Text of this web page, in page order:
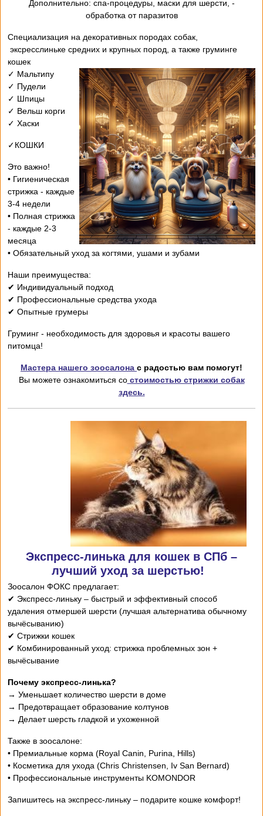
- Дополнительно: спа-процедуры, маски для шерсти,
обработка от паразитов
Специализация на декоративных породах собак,
эксресслиньке средних и крупных пород, а также груминге
кошек
✓ Мальтипу
✓ Пудели
✓ Шпицы
✓ Вельш корги
✓ Хаски
✓КОШКИ
Это важно!
• Гигиеническая
стрижка - каждые
3-4 недели
• Полная стрижка
- каждые 2-3
месяца
• Обязательный уход за когтями, ушами и зубами
Наши преимущества:
✔ Индивидуальный подход
✔ Профессиональные средства ухода
✔ Опытные грумеры
Груминг - необходимость для здоровья и красоты вашего
питомца!
Мастера нашего зоосалона с радостью вам помогут!
Вы можете ознакомиться состоимостью стрижки собак
здесь.
Экспресс-линька для кошек в СПб –
лучший уход за шерстью!
Зоосалон ФОКС предлагает:
✔ Экспресс-линьку – быстрый и эффективный способ
удаления отмершей шерсти (лучшая альтернатива обычному
вычёсыванию)
✔ Стрижки кошек
✔ Комбинированный уход: стрижка проблемных зон +
вычёсывание
Почему экспресс-линька?
→ Уменьшает количество шерсти в доме
→ Предотвращает образование колтунов
→ Делает шерсть гладкой и ухоженной
Также в зоосалоне:
• Премиальные корма (Royal Canin, Purina, Hills)
• Косметика для ухода (Chris Christensen, Iv San Bernard)
• Профессиональные инструменты KOMONDOR
Запишитесь на экспресс-линьку – подарите кошке комфорт!